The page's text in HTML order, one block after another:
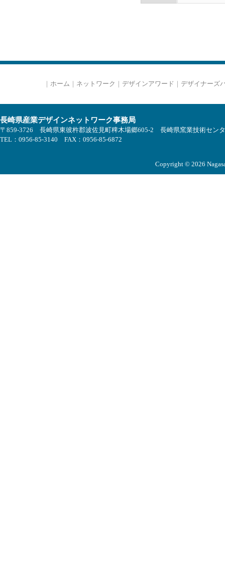
ホーム ネットワーク デザインアワード デザイナーズ
長崎県産業デザインネットワーク事務局
〒859-3726 長崎県東彼杵郡波佐見町稗木場郷605-2 長崎県窯業技術セン
TEL：0956-85-3140 FAX：0956-85-6872
Copyright © 2026